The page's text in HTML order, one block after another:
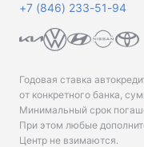
+7 (846) 233-51-94
Годовая ставка
от конкретного банка,
Минимальный срок
При этом любые
Центр не взимаются.